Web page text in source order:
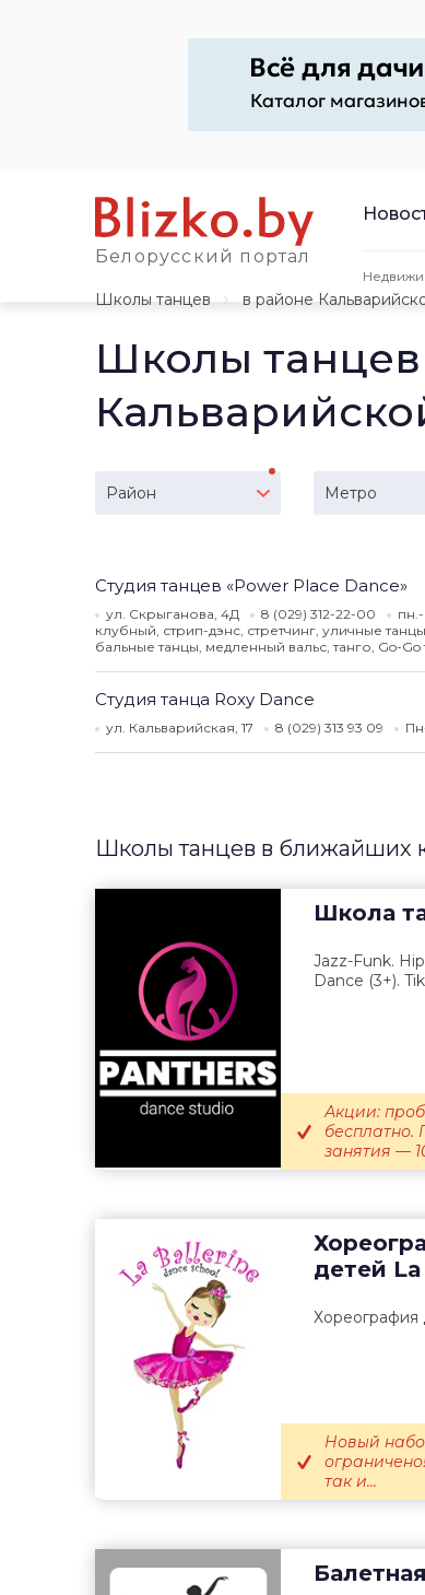
Белорусский портал
Школы танцев
в районе
Школы
Район Метро
Студия танцев «Power Place Dance»
ул. Скрыганова, 4Д 8 (029) 312-22-00
клубный, стрип-дэнс, стретчинг, уличные
бальные танцы, медленный вальс, танго, Go-Go
Студия танца Roxy Dance
ул. Кальварийская, 17 8 (029) 313 93 09
Школы танцев в ближайших
Школа
Jazz-Funk.
Dance (3+).
Акции:
бесплатно.
занятия —
детей
Хореография
Новый
так и...